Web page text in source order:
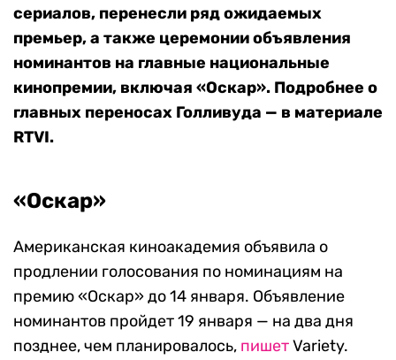
сериалов, перенесли ряд ожидаемых
премьер, а также церемонии объявления
номинантов на главные национальные
кинопремии, включая «Оскар». Подробнее о
главных переносах Голливуда — в материале
RTVI.
«Оскар»
Американская киноакадемия объявила о
продлении голосования по номинациям на
премию «Оскар» до 14 января. Объявление
номинантов пройдет 19 января — на два дня
позднее, чем планировалось, пишетVariety.